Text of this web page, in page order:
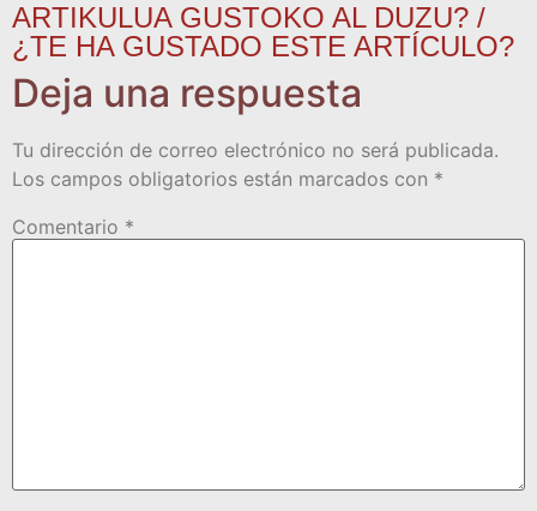
ARTIKULUA GUSTOKO AL DUZU? /
¿TE HA GUSTADO ESTE ARTÍCULO?
Deja una respuesta
Tu dirección de correo electrónico no será publicada.
Los campos obligatorios están marcados con *
Comentario *